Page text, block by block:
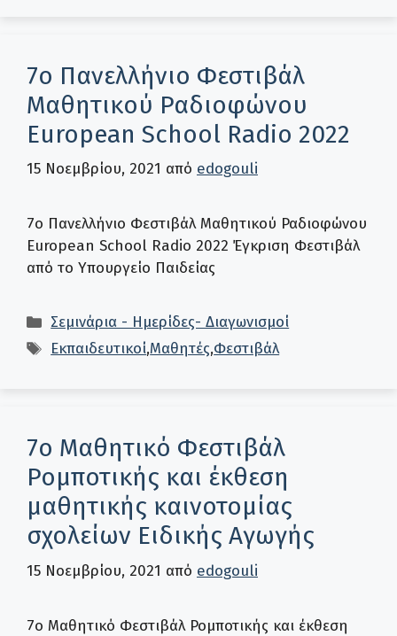
7ο Πανελλήνιο Φεστιβάλ
Μαθητικού Ραδιοφώνου
European School Radio 2022
15 Νοεμβρίου, 2021 από edogouli
7ο Πανελλήνιο Φεστιβάλ Μαθητικού Ραδιοφώνου
European School Radio 2022 Έγκριση Φεστιβάλ
από το Υπουργείο Παιδείας
Κατηγορίες
Σεμινάρια - Ημερίδες- Διαγωνισμοί
Ετικέτες
Εκπαιδευτικοί,Μαθητές,Φεστιβάλ
7ο Μαθητικό Φεστιβάλ
Ρομποτικής και έκθεση
μαθητικής καινοτομίας
σχολείων Ειδικής Αγωγής
15 Νοεμβρίου, 2021 από edogouli
7ο Μαθητικό Φεστιβάλ Ρομποτικής και έκθεση